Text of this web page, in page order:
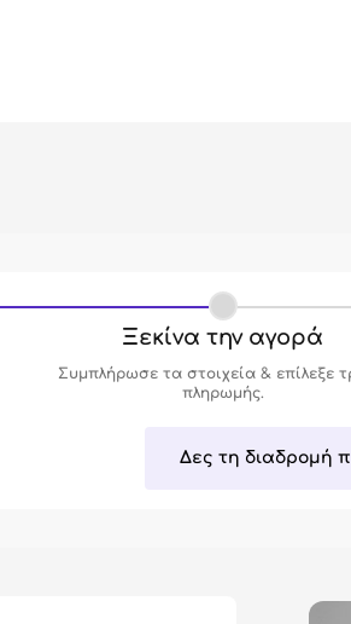
Ξεκίνα την αγορά
Συμπλήρωσε τα στοιχεία & επίλεξε
πληρωμής.
Δες τη διαδρομή